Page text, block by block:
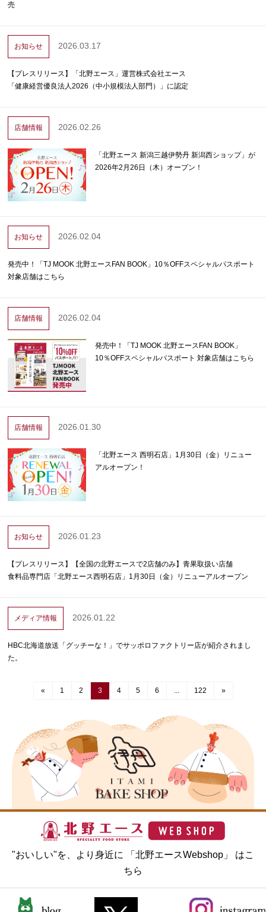
売
お知らせ 2026.03.17
【プレスリリース】「北野エース」運営株式会社エース
「健康経営優良法人2026（中小規模法人部門）」に認定
店舗情報 2026.02.26
「北野エース 新潟三越伊勢丹 新潟西ショップ」が
2026年2月26日（木）オープン！
お知らせ 2026.02.04
発売中！「TJ MOOK 北野エースFAN BOOK」10％OFFスペシャルパスポート
対象店舗はこちら
店舗情報 2026.02.04
発売中！「TJ MOOK 北野エースFAN BOOK」
10％OFFスペシャルパスポート 対象店舗はこちら
店舗情報 2026.01.30
「北野エース 西明石店」1月30日（金）リニュー
アルオープン！
お知らせ 2026.01.23
【プレスリリース】【全国の北野エースで2店舗のみ】青果取扱い店舗
食料品専門店「北野エース西明石店」1月30日（金）リニューアルオープン
メディア情報 2026.01.22
HBC北海道放送「グッチーな！」でサッポロファクトリー店が紹介されまし
た。
« 1 2 3 4 5 6 ... 122 »
"おいしい"を、より身近に 「北野エースWebshop」 はこ
ちら